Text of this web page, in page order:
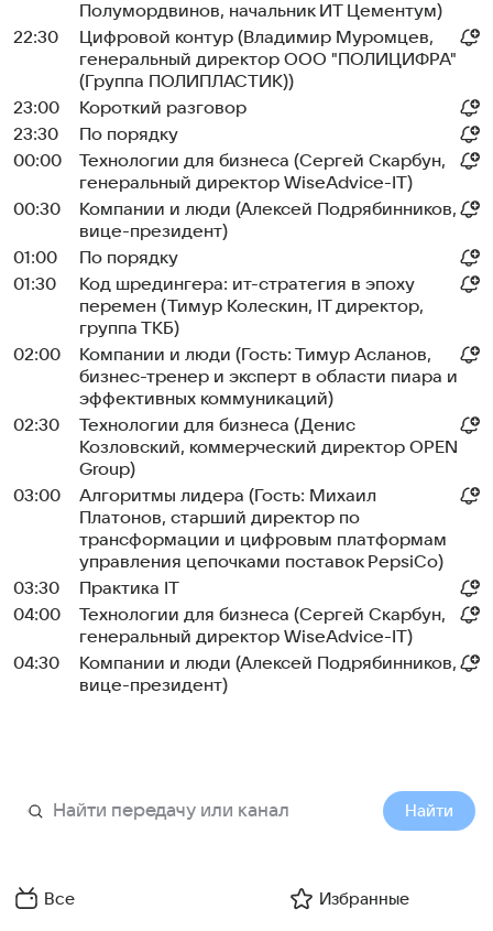
Полумордвинов, начальник ИТ Цементум)
22:30
Цифровой контур (Владимир Муромцев,
генеральный директор ООО "ПОЛИЦИФРА"
(Группа ПОЛИПЛАСТИК))
23:00
Короткий разговор
23:30
По порядку
00:00
Технологии для бизнеса (Сергей Скарбун,
генеральный директор WiseAdvice-IT)
00:30
Компании и люди (Алексей Подрябинников,
вице-президент)
01:00
По порядку
01:30
Код шредингера: ит-стратегия в эпоху
перемен (Тимур Колескин, IT директор,
группа ТКБ)
02:00
Компании и люди (Гость: Тимур Асланов,
бизнес-тренер и эксперт в области пиара и
эффективных коммуникаций)
02:30
Технологии для бизнеса (Денис
Козловский, коммерческий директор OPEN
Group)
03:00
Алгоритмы лидера (Гость: Михаил
Платонов, старший директор по
трансформации и цифровым платформам
управления цепочками поставок PepsiCo)
03:30
Практика IT
04:00
Технологии для бизнеса (Сергей Скарбун,
генеральный директор WiseAdvice-IT)
04:30
Компании и люди (Алексей Подрябинников,
вице-президент)
Найти
Все Избранные